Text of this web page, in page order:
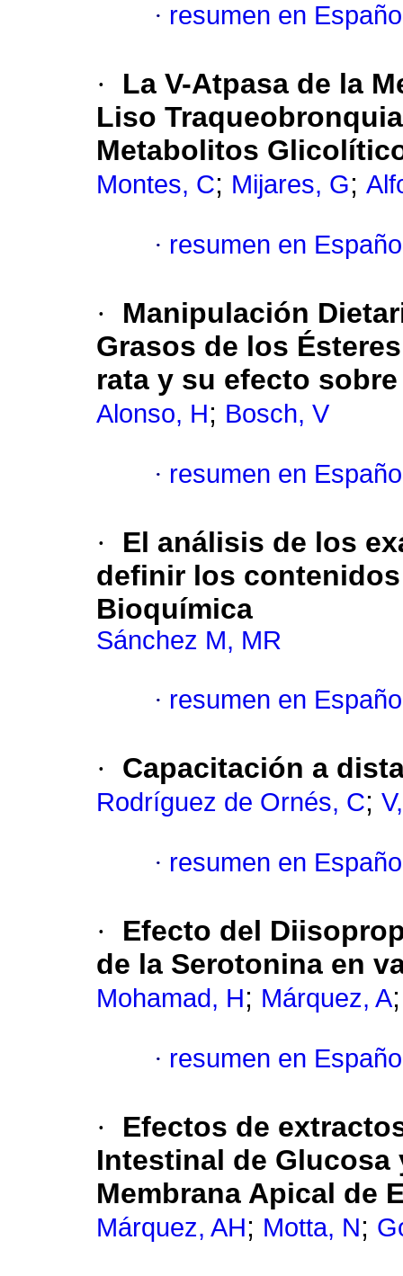
· resumen en
·
La V-Atpasa de la
Liso
Metabolitos
Montes, C; Mijares, G;
· resumen en
·
Manipulación
Grasos de los
rata y su efecto
Alonso, H; Bosch, V
· resumen en
·
El análisis de los
definir los
Bioquímica
Sánchez M, MR
· resumen en
· Capacitación a
Rodríguez de Ornés, C;
· resumen en
·
Efecto del
de la Serotonina en
Mohamad, H; Márquez, A
· resumen en
·
Efectos de
Intestinal de
Membrana Apical de
Márquez, AH; Motta, N;